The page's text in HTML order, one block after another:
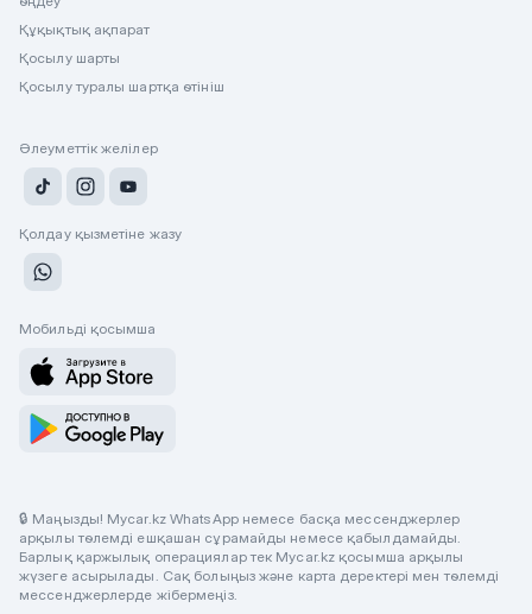
Құқықтық ақпарат
Қосылу шарты
Қосылу туралы шартқа өтініш
Әлеуметтік желілер
Қолдау қызметіне жазу
Мобильді қосымша
🔒 Маңызды! Mycar.kz WhatsApp немесе басқа мессенджерлер
арқылы төлемді ешқашан сұрамайды немесе қабылдамайды.
Барлық қаржылық операциялар тек Mycar.kz қосымша арқылы
жүзеге асырылады. Сақ болыңыз және карта деректері мен төлемді
мессенджерлерде жібермеңіз.